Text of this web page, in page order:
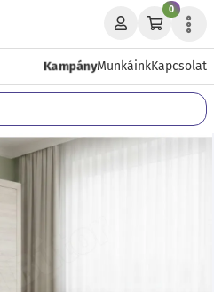
0
KampányMunkáinkKapcsolat